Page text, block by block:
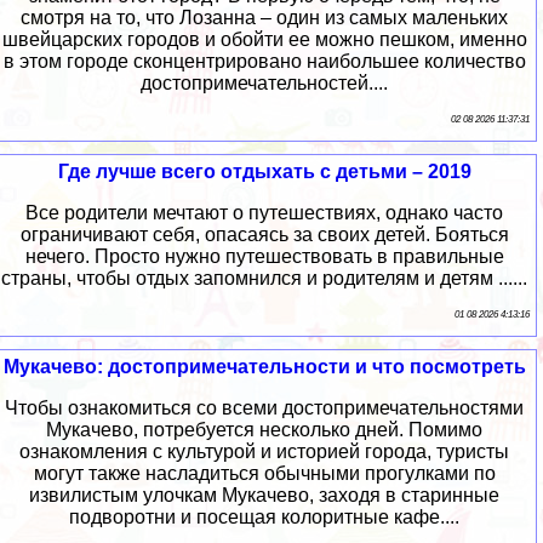
смотря на то, что Лозанна – один из самых маленьких
швейцарских городов и обойти ее можно пешком, именно
в этом городе сконцентрировано наибольшее количество
достопримечательностей....
02 08 2026 11:37:31
Где лучше всего отдыхать с детьми – 2019
Все родители мечтают о путешествиях, однако часто
ограничивают себя, опасаясь за своих детей. Бояться
нечего. Просто нужно путешествовать в правильные
страны, чтобы отдых запомнился и родителям и детям ......
01 08 2026 4:13:16
Мукачево: достопримечательности и что посмотреть
Чтобы ознакомиться со всеми достопримечательностями
Мукачево, потребуется несколько дней. Помимо
ознакомления с культурой и историей города, туристы
могут также насладиться обычными прогулками по
извилистым улочкам Мукачево, заходя в старинные
подворотни и посещая колоритные кафе....